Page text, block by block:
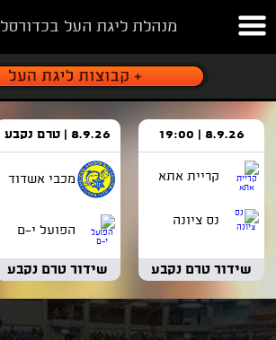
מנהלת ליגת העל בכדורסל
8.9.26 | 19:00
קריית אתא
נס ציונה
שידור טרם נקבע
8.9.26 | טרם נקבע
מכבי אשדוד
הפועל י-ם
שידור טרם נקבע